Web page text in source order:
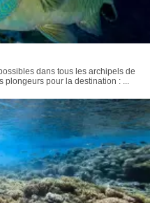
dans tous les archipels de
plongeurs pour la destination : ...